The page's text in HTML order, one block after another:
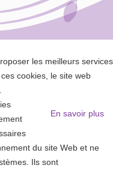
les meilleurs services
cookies, le site web
En savoir plus
du site Web et ne
Ils sont